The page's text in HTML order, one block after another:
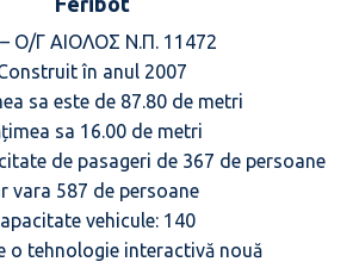
Ο/Γ ΑΙΟΛΟΣ Ν.Π. 11472
în anul 2007
sa este de 87.80 de metri
sa 16.00 de metri
de pasageri de 367 de persoane
vara 587 de persoane
vehicule: 140
o tehnologie interactivă nouă